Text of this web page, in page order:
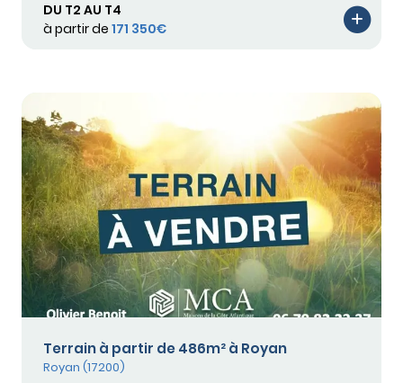
DU T2 AU T4
à partir de 171 350€
Terrain à partir de 486m² à Royan
Royan (17200)